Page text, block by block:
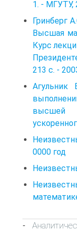
1. - МГУТУ,
Гринберг
Высшая
Курс
213 с. -
Агульник
высшей
0000 год
-